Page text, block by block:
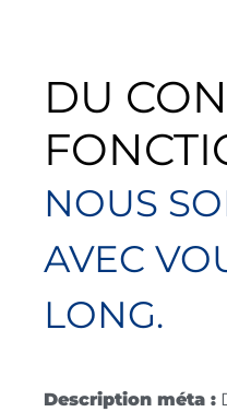
DU
NOUS
AVEC
LONG.
Description méta :